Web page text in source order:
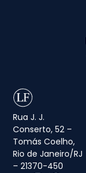
Rua J. J.
Conserto, 52 –
Tomás Coelho,
Rio de Janeiro/RJ
– 21370-450